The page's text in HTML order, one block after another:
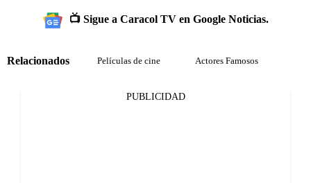
📺 Sigue a Caracol TV en Google Noticias.
Relacionados Películas de cine Actores Famosos
PUBLICIDAD